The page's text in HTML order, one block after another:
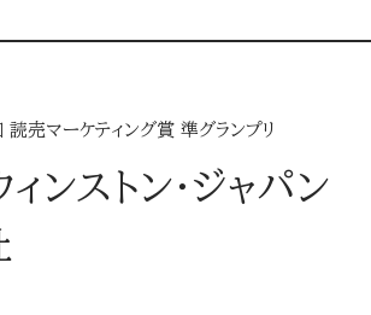
売マーケティング賞 準グランプリ
ィンストン・ジャパン